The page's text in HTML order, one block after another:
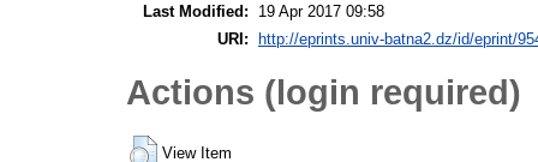
Last Modified:
19 Apr 2017 09:58
URI:
http://eprints.univ-batna2.dz/id/eprint/
Actions (login required)
View Item